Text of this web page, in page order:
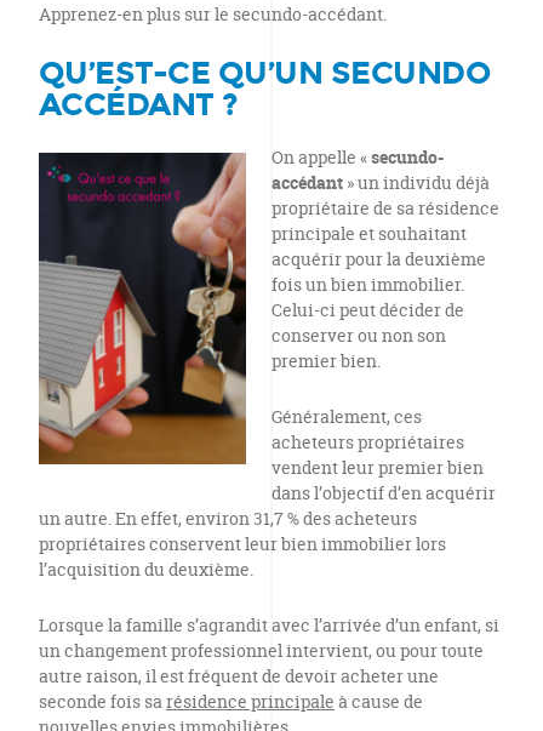
Apprenez-en plus sur le secundo-accédant.
QU’EST-CE QU’UN SECUNDO
ACCÉDANT ?
On appelle «secundo-
accédant » un individu déjà
propriétaire de sa résidence
principale et souhaitant
acquérir pour la deuxième
fois un bien immobilier.
Celui-ci peut décider de
conserver ou non son
premier bien.
Généralement, ces
acheteurs propriétaires
vendent leur premier bien
dans l’objectif d’en acquérir
un autre. En effet, environ 31,7 % des acheteurs
propriétaires conservent leur bien immobilier lors
l’acquisition du deuxième.
Lorsque la famille s’agrandit avec l’arrivée d’un enfant, si
un changement professionnel intervient, ou pour toute
autre raison, il est fréquent de devoir acheter une
seconde fois sarésidence principale à cause de